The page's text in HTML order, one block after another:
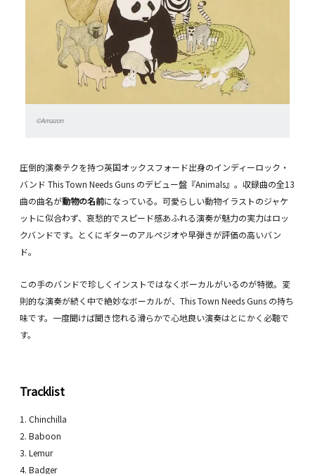
©Amazon
圧倒的演奏テクを持つ英国オックスフォード出身のインディーロック・
バンド This Town Needs Guns のデビュー盤『Animals』。収録曲の全13
曲の曲名が動物の名前になっている。可愛らしい動物イラストのジャケ
ットに似合わず、哀愁的でスピード感あふれる演奏が魅力の実力はロッ
クバンドです。とくにギターのアルペジオや早弾きが評価の高いバン
ド。
この手のバンドで珍しくインストではなくボーカルがいるのが特徴。変
則的な演奏が続く中で絶妙なボーカルが、This Town Needs Guns の持ち
味です。一度聞けば聞き惚れる滑らかで心地良い演奏はとにかく必聴で
す。
Tracklist
1. Chinchilla
2. Baboon
3. Lemur
4. Badger